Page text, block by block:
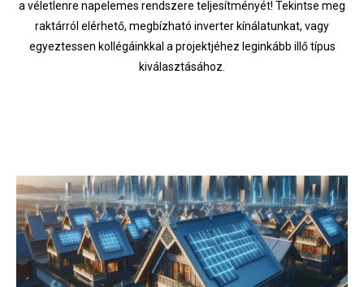
a véletlenre napelemes rendszere teljesítményét! Tekintse meg
raktárról elérhető, megbízható inverter kínálatunkat, vagy
egyeztessen kollégáinkkal a projektjéhez leginkább illő típus
kiválasztásához.